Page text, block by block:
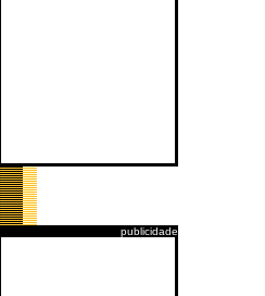
publicidade